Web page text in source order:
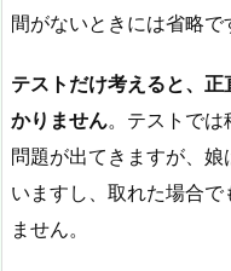
間がないときには省略で
テストだけ考えると、
かりません。テストでは
問題が出てきますが、
いますし、取れた場合
ません。